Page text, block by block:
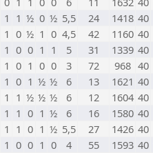
1 1 ½ 0 ½ 5,5 24 1418 40
1 0 ½ 1 0 4,5 42 1160 40
1 0 0 1 1 5 31 1339 40
1 0 1 0 0 3 72 968 40
1 0 1 ½ ½ 6 13 1621 40
1 1 ½ ½ ½ 6 12 1604 40
1 1 0 1 ½ 6 16 1580 40
1 1 0 1 ½ 5,5 27 1426 40
1 0 0 1 0 4 55 1593 40